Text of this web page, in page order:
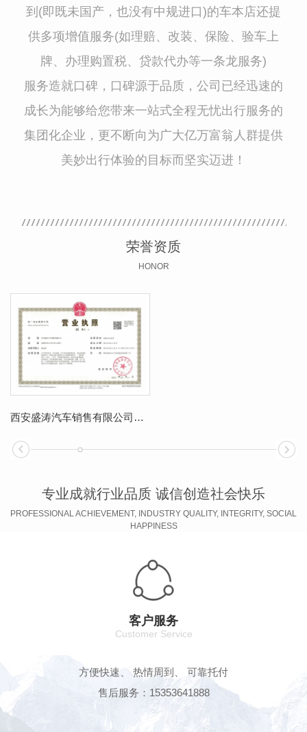
到(即既未国产，也没有中规进口)的车本店还提
供多项增值服务(如理赔、改装、保险、验车上
牌、办理购置税、贷款代办等一条龙服务)
服务造就口碑，口碑源于品质，公司已经迅速的
成长为能够给您带来一站式全程无忧出行服务的
集团化企业，更不断向为广大亿万富翁人群提供
美妙出行体验的目标而坚实迈进！
荣誉资质
HONOR
西安盛涛汽车销售有限公司营业执照
专业成就行业品质 诚信创造社会快乐
PROFESSIONAL ACHIEVEMENT, INDUSTRY QUALITY, INTEGRITY, SOCIAL
HAPPINESS
客户服务
Customer Service
方便快速、 热情周到、 可靠托付
售后服务：15353641888